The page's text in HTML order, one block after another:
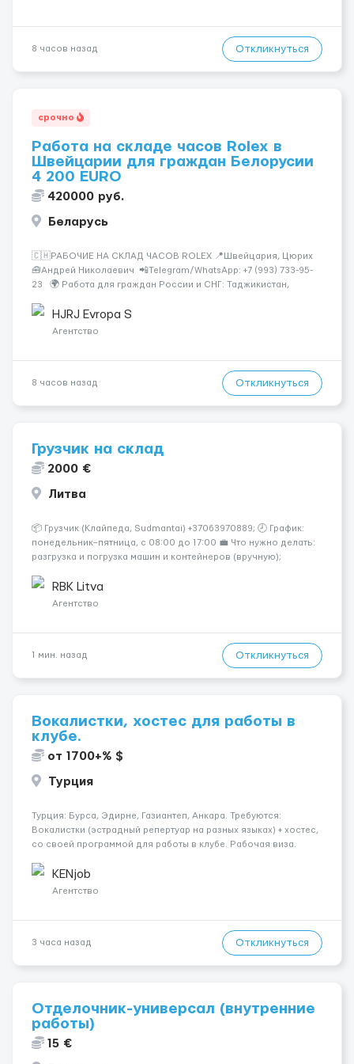
8 часов назад Откликнуться
срочно
Работа на складе часов Rolex в
Швейцарии для граждан Белорусии
4 200 EURO
420000 руб.
Беларусь
🇨🇭РАБОЧИЕ НА СКЛАД ЧАСОВ ROLEX 📍Швейцария, Цюрих
🧰Андрей Николаевич 📲Telegram/WhatsApp: +7 (993) 733-95-
23 🌍 Работа для граждан России и СНГ: Таджикистан,
Азербайджан, Армения, Киргизия. Rolex &mdash...
HJRJ Evropa S
Агентство
8 часов назад Откликнуться
Грузчик на склад
2000 €
Литва
📦 Грузчик (Клайпеда, Sudmantai) +37063970889; 🕗 График:
понедельник–пятница, с 08:00 до 17:00 💼 Что нужно делать:
разгрузка и погрузка машин и контейнеров (вручную);
выполнение других поручений заведующего складом. ✅
Требования: ...
RBK Litva
Агентство
1 мин. назад Откликнуться
Вокалистки, хостес для работы в
клубе.
от 1700+% $
Турция
Турция: Бурса, Эдирне, Газиантеп, Анкара. Требуются:
Вокалистки (эстрадный репертуар на разных языках) + хостеc,
со своей программой для работы в клубе. Рабочая виза.
одного до трех месяцев. Мед. страховка. Высокая зарплат...
KENjob
Агентство
3 часа назад Откликнуться
Отделочник-универсал (внутренние
работы)
15 €